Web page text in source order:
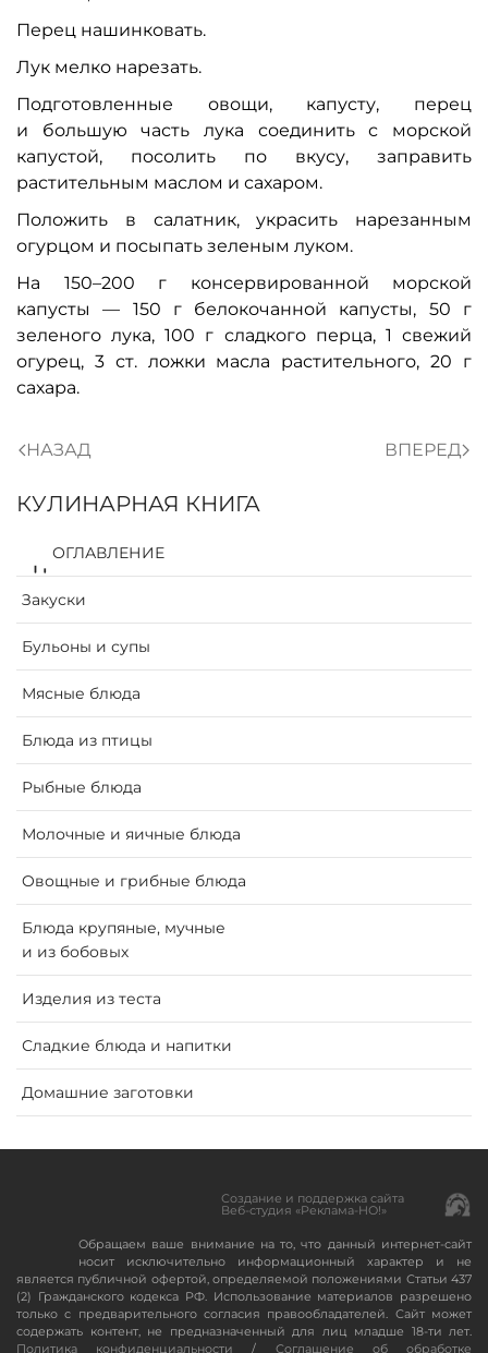
Перец нашинковать.
Лук мелко нарезать.
Подготовленные овощи, капусту, перец
и большую часть лука соединить с морской
капустой, посолить по вкусу, заправить
растительным маслом и сахаром.
Положить в салатник, украсить нарезанным
огурцом и посыпать зеленым луком.
На 150–200 г консервированной морской
капусты — 150 г белокочанной капусты, 50 г
зеленого лука, 100 г сладкого перца, 1 свежий
огурец, 3 ст. ложки масла растительного, 20 г
сахара.
НАЗАД ВПЕРЕД
КУЛИНАРНАЯ КНИГА
ОГЛАВЛЕНИЕ
Закуски
Бульоны и супы
Мясные блюда
Блюда из птицы
Рыбные блюда
Молочные и яичные блюда
Oвощные и грибные блюда
Блюда крупяные, мучные
и из бобовых
Изделия из теста
Сладкие блюда и напитки
Домашние заготовки
Создание и поддержка сайта
Веб-студия «Реклама-НО!»
Обращаем ваше внимание на то, что данный интернет-сайт
носит исключительно информационный характер и не
является публичной офертой, определяемой положениями Статьи 437
(2) Гражданского кодекса РФ. Использование материалов разрешено
только с предварительного согласия правообладателей. Сайт может
содержать контент, не предназначенный для лиц младше 18-ти лет.
Политика конфиденциальности / Соглашение об обработке